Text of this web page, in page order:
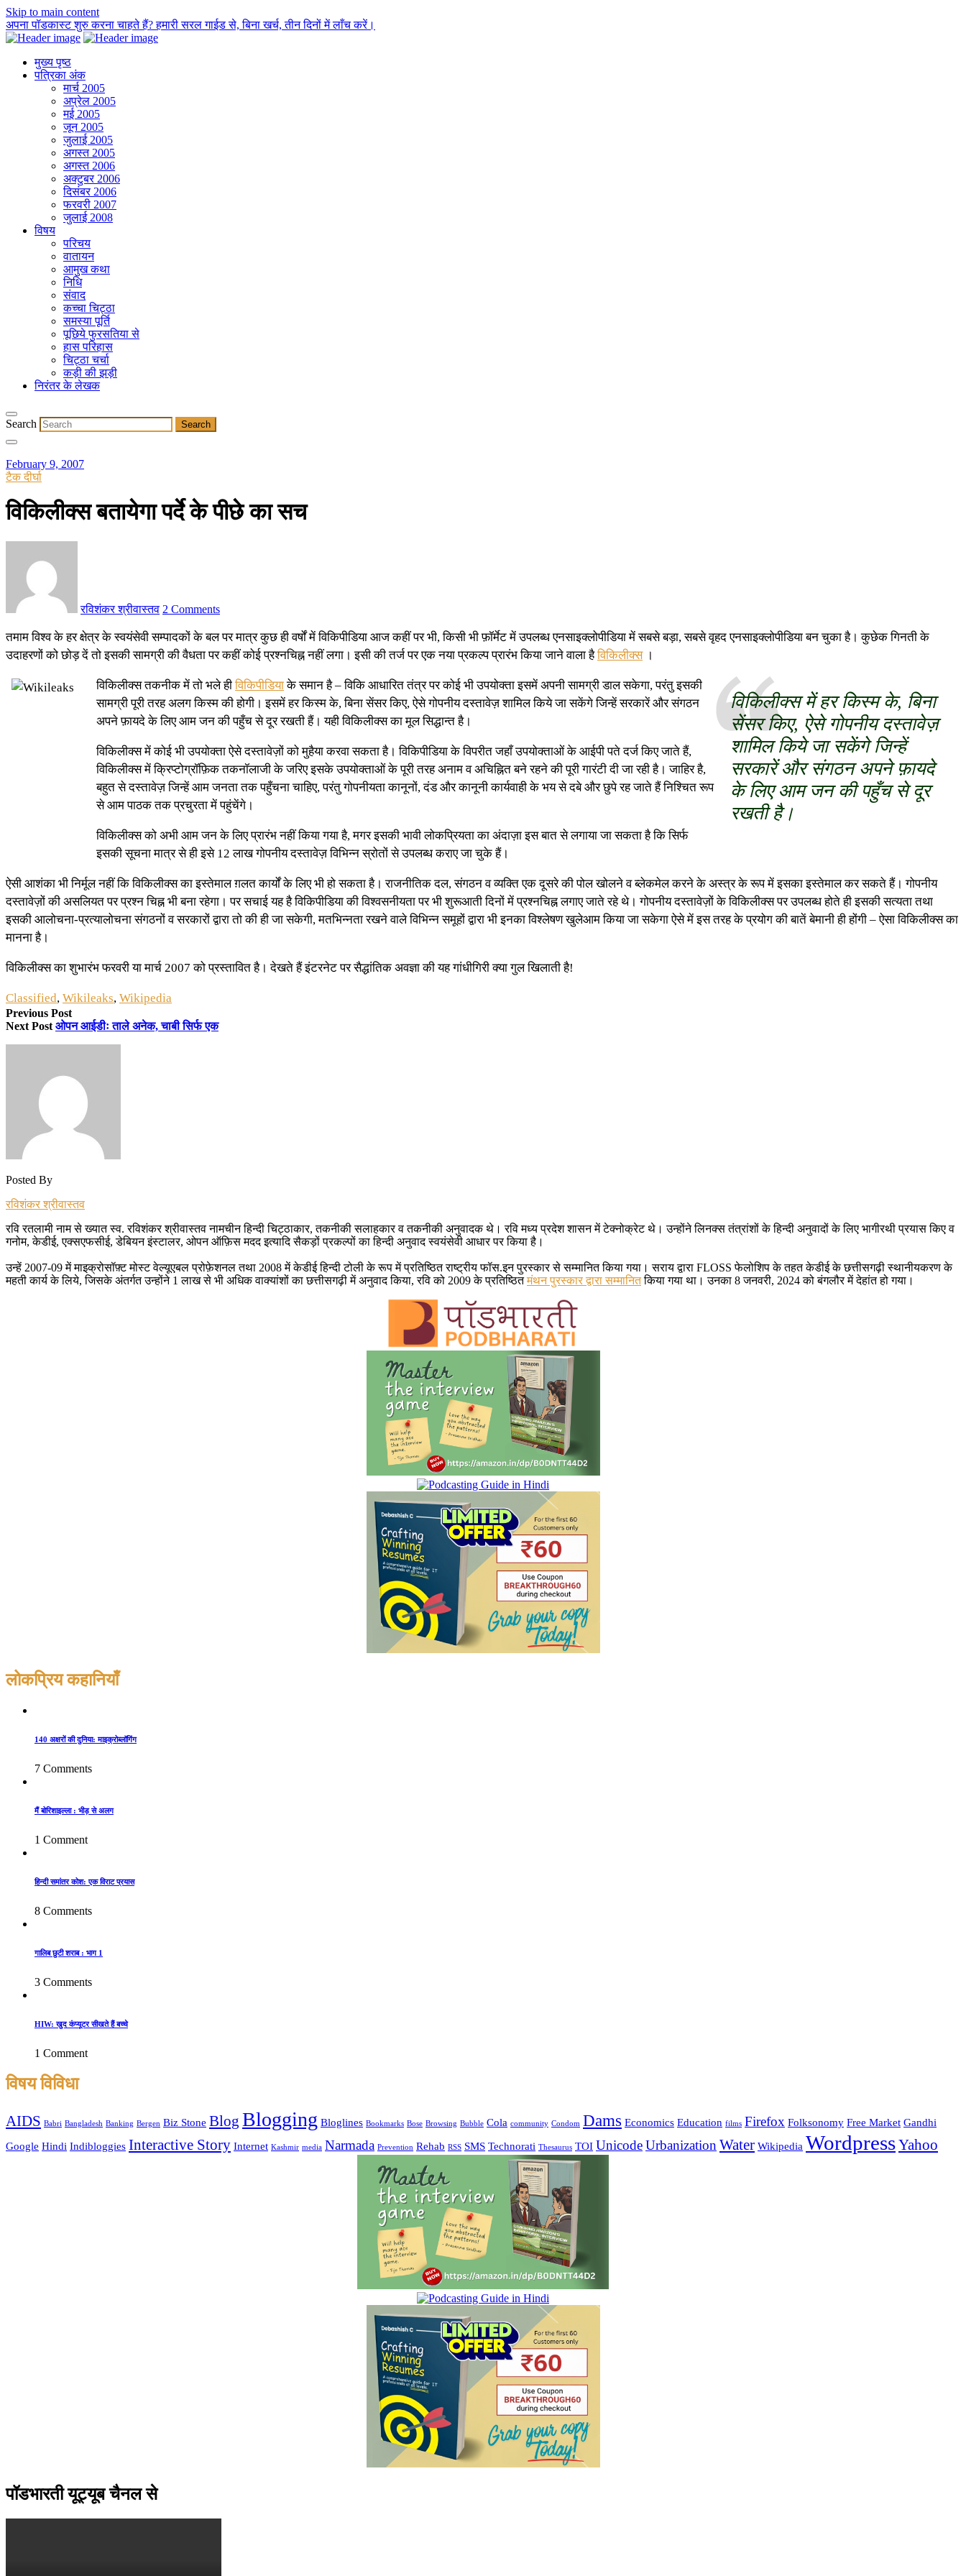
Skip to main content
अपना पॉडकास्ट शुरु करना चाहते हैं? हमारी सरल गाईड से, बिना खर्च, तीन दिनों में लाँच करें।
मुख्य पृष्ठ
पत्रिका अंक
मार्च 2005
अप्रेल 2005
मई 2005
जून 2005
जुलाई 2005
अगस्त 2005
अगस्त 2006
अक्टुबर 2006
दिसंबर 2006
फरवरी 2007
जुलाई 2008
विषय
परिचय
वातायन
आमुख कथा
निधि
संवाद
कच्चा चिट्ठा
समस्या पूर्ति
पूछिये फुरसतिया से
हास परिहास
चिट्ठा चर्चा
कड़ी की झड़ी
निरंतर के लेखक
Search
February 9, 2007
टैक दीर्घा
विकिलीक्स बतायेगा पर्दे के पीछे का सच
रविशंकर श्रीवास्तव 2 Comments
तमाम विश्व के हर क्षेत्र के स्वयंसेवी सम्पादकों के बल पर मात्र कुछ ही वर्षों में विकिपीडिया आज कहीं पर भी, किसी भी फ़ॉर्मेट में उपलब्ध एनसाइक्लोपीडिया में सबसे बड़ा, सबसे वृहद एनसाइक्लोपीडिया बन चुका है। कुछेक गिनती के
उदाहरणों को छोड़ दें तो इसकी सामग्री की वैधता पर कहीं कोई प्रश्नचिह्न नहीं लगा। इसी की तर्ज पर एक नया प्रकल्प प्रारंभ किया जाने वाला हैविकिलीक्स।
विकिलीक्स में हर किस्म के, बिना
सेंसर किए, ऐसे गोपनीय दस्तावेज़
शामिल किये जा सकेंगे जिन्हें
सरकारें और संगठन अपने फ़ायदे
के लिए आम जन की पहुँच से दूर
रखती है।
विकिलीक्स तकनीक में तो भले हीविकिपीडियाके समान है – विकि आधारित तंत्र पर कोई भी उपयोक्ता इसमें अपनी सामग्री डाल सकेगा, परंतु इसकी
सामग्री पूरी तरह अलग किस्म की होगी। इसमें हर किस्म के, बिना सेंसर किए, ऐसे गोपनीय दस्तावेज़ शामिल किये जा सकेंगे जिन्हें सरकारें और संगठन
अपने फ़ायदे के लिए आम जन की पहुँच से दूर रखती हैं। यही विकिलीक्स का मूल सिद्धान्त है।
विकिलीक्स में कोई भी उपयोक्ता ऐसे दस्तावेज़ों को मुहैया करवा सकता है। विकिपीडिया के विपरीत जहाँ उपयोक्ताओं के आईपी पते दर्ज किए जाते हैं,
विकिलीक्स में क्रिप्टोग्रॉफ़िक तकनॉलाजी के जरिए इसके उपयोक्ताओं के पूरी तरह अनाम व अचिह्नित बने रहने की पूरी गारंटी दी जा रही है। जाहिर है,
बहुत से दस्तावेज़ जिन्हें आम जनता तक पहुँचना चाहिए, परंतु गोपनीयता कानूनों, दंड और कानूनी कार्यवाही के भय से दबे और छुपे रह जाते हैं निश्चित रूप
से आम पाठक तक प्रचुरता में पहुंचेंगे।
विकिलीक्स को अभी आम जन के लिए प्रारंभ नहीं किया गया है, मगर इसकी भावी लोकप्रियता का अंदाज़ा इस बात से लगाया जा सकता है कि सिर्फ
इसकी सूचना मात्र से ही इसे 12 लाख गोपनीय दस्तावेज़ विभिन्न स्रोतों से उपलब्ध कराए जा चुके हैं।
ऐसी आशंका भी निर्मूल नहीं कि विकिलीक्स का इस्तेमाल ग़लत कार्यों के लिए भी हो सकता है। राजनीतिक दल, संगठन व व्यक्ति एक दूसरे की पोल खोलने व ब्लेकमेल करने के अस्त्र के रूप में इसका इस्तेमाल कर सकते हैं। गोपनीय
दस्तावेज़ों की असलियत पर प्रश्न चिह्न भी बना रहेगा। पर सचाई यह है विकिपीडिया की विश्वसनीयता पर भी शुरूआती दिनों में प्रश्नचिह्न लगाए जाते रहे थे। गोपनीय दस्तावेज़ों के विकिलीक्स पर उपलब्ध होते ही इसकी सत्यता तथा
इसकी आलोचना-प्रत्यालोचना संगठनों व सरकारों द्वारा तो की ही जा सकेगी, मतभिन्नता रखने वाले विभिन्न समूहों द्वारा भी इनका विश्लेषण खुलेआम किया जा सकेगा ऐसे में इस तरह के प्रयोग की बातें बेमानी ही होंगी – ऐसा विकिलीक्स का
मानना है।
विकिलीक्स का शुभारंभ फरवरी या मार्च 2007 को प्रस्तावित है। देखते हैं इंटरनेट पर सैद्धांतिक अवज्ञा की यह गांधीगिरी क्या गुल खिलाती है!
Classified, Wikileaks, Wikipedia
Previous Post
Next Post ओपन आईडीः ताले अनेक, चाबी सिर्फ एक
Posted By
रविशंकर श्रीवास्तव
रवि रतलामी नाम से ख्यात स्व. रविशंकर श्रीवास्तव नामचीन हिन्दी चिट्ठाकार, तकनीकी सलाहकार व तकनीकी अनुवादक थे। रवि मध्य प्रदेश शासन में टेक्नोक्रेट थे। उन्होंने लिनक्स तंत्रांशों के हिन्दी अनुवादों के लिए भागीरथी प्रयास किए व
गनोम, केडीई, एक्सएफसीई, डेबियन इंस्टालर, ओपन ऑफ़िस मदद इत्यादि सैकड़ों प्रकल्पों का हिन्दी अनुवाद स्वयंसेवी आधार पर किया है।
उन्हें 2007-09 में माइक्रोसॉफ़्ट मोस्ट वेल्यूएबल प्रोफ़ेशनल तथा 2008 में केडीई हिन्दी टोली के रूप में प्रतिष्ठित राष्ट्रीय फॉस.इन पुरस्कार से सम्मानित किया गया। सराय द्वारा FLOSS फेलोशिप के तहत केडीई के छत्तीसगढ़ी स्थानीयकरण के
महती कार्य के लिये, जिसके अंतर्गत उन्होंने 1 लाख से भी अधिक वाक्यांशों का छत्तीसगढ़ी में अनुवाद किया, रवि को 2009 के प्रतिष्ठितमंथन पुरस्कार द्वारा सम्मानितकिया गया था। उनका 8 जनवरी, 2024 को बंगलौर में देहांत हो गया।
लोकप्रिय कहानियाँ
140 अक्षरों की दुनिया: माइक्रोब्लॉगिंग
7 Comments
मैं बोरिशाइल्ला : भीड़ से अलग
1 Comment
हिन्दी समांतर कोश: एक विराट प्रयास
8 Comments
गालिब छुटी शराब : भाग 1
3 Comments
HIW: खुद कंप्यूटर सीखते हैं बच्चे
1 Comment
विषय विविधा
AIDS Babri Bangladesh Banking Bergen Biz Stone Blog Blogging Bloglines Bookmarks Bose Browsing Bubble Cola community Condom Dams Economics Education films Firefox Folksonomy Free Market Gandhi
Google Hindi Indibloggies Interactive Story Internet Kashmir media Narmada Prevention Rehab RSS SMS Technorati Thesaurus TOI UnicodeUrbanization Water Wikipedia WordpressYahoo
पॉडभारती यूट्यूब चैनल से